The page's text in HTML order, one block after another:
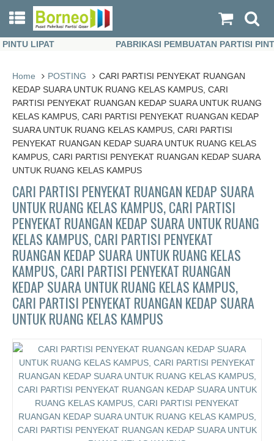
LIPAT
PABRIKASI PEMBUATAN PARTISI PINTU
Home
POSTING
CARI PARTISI PENYEKAT RUANGAN
KEDAP SUARA UNTUK RUANG KELAS KAMPUS, CARI
PARTISI PENYEKAT RUANGAN KEDAP SUARA UNTUK RUANG
KELAS KAMPUS, CARI PARTISI PENYEKAT RUANGAN KEDAP
SUARA UNTUK RUANG KELAS KAMPUS, CARI PARTISI
PENYEKAT RUANGAN KEDAP SUARA UNTUK RUANG KELAS
KAMPUS, CARI PARTISI PENYEKAT RUANGAN KEDAP SUARA
UNTUK RUANG KELAS KAMPUS
CARI PARTISI PENYEKAT RUANGAN KEDAP SUARA
UNTUK RUANG KELAS KAMPUS, CARI PARTISI
PENYEKAT RUANGAN KEDAP SUARA UNTUK RUANG
KELAS KAMPUS, CARI PARTISI PENYEKAT
RUANGAN KEDAP SUARA UNTUK RUANG KELAS
KAMPUS, CARI PARTISI PENYEKAT RUANGAN
KEDAP SUARA UNTUK RUANG KELAS KAMPUS,
CARI PARTISI PENYEKAT RUANGAN KEDAP SUARA
UNTUK RUANG KELAS KAMPUS